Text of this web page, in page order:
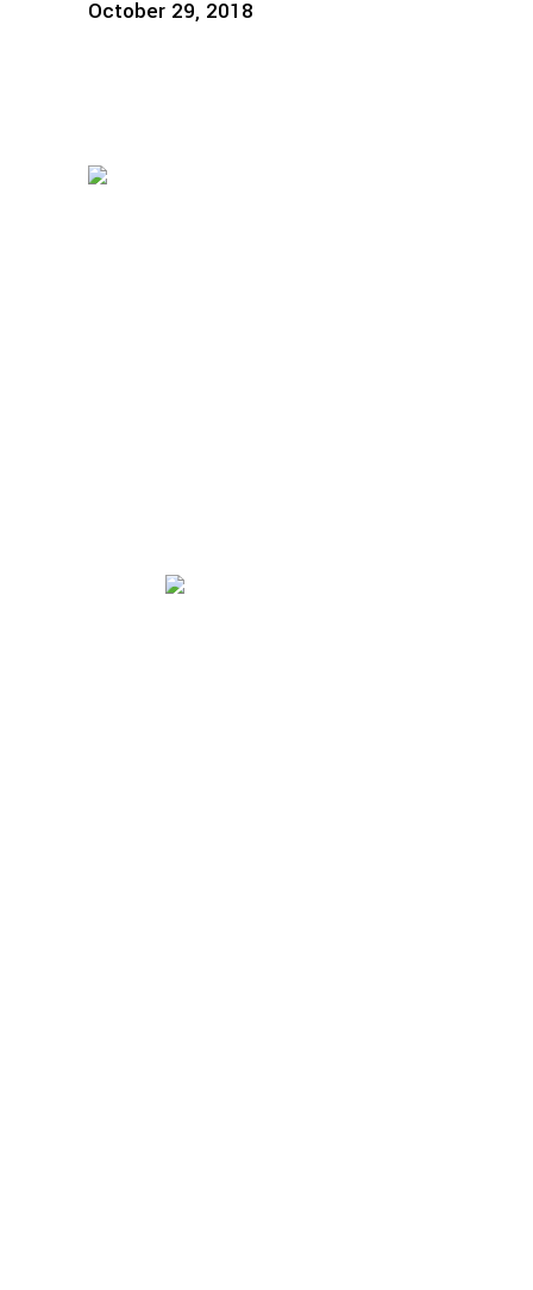
October 29, 2018